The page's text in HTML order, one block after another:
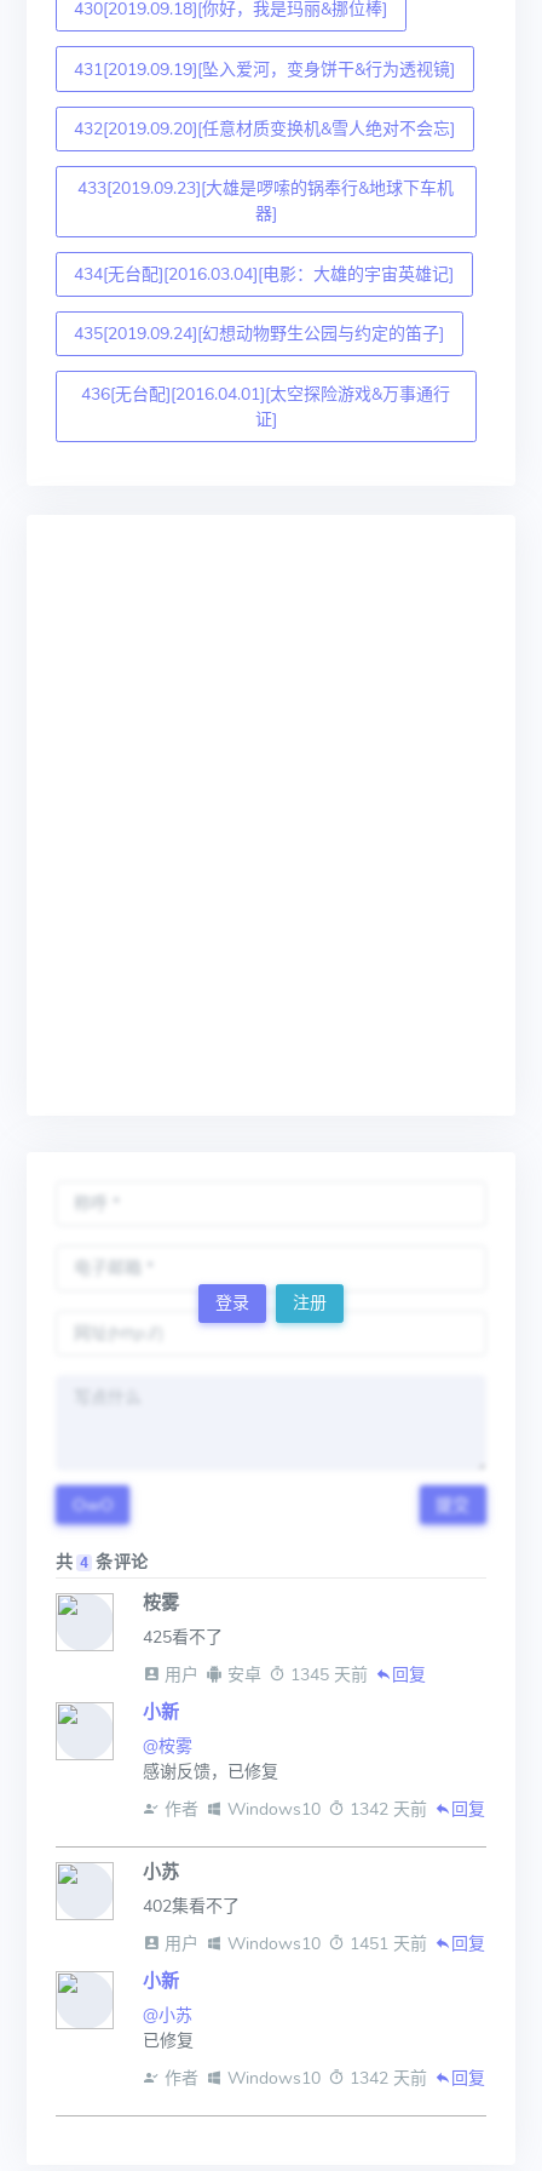
430[2019.09.18][你好，我是玛丽&挪位棒]
431[2019.09.19][坠入爱河，变身饼干&行为透视镜]
432[2019.09.20][任意材质变换机&雪人绝对不会忘]
433[2019.09.23][大雄是啰嗦的锅奉行&地球下车机
器]
434[无台配][2016.03.04][电影：大雄的宇宙英雄记]
435[2019.09.24][幻想动物野生公园与约定的笛子]
436[无台配][2016.04.01][太空探险游戏&万事通行
证]
登录 注册
OwO 提交
共 4 条评论
桉雾
425看不了
用户
安卓 1345 天前 回复
小新
@桉雾
感谢反馈，已修复
作者
Windows10 1342 天前 回复
小苏
402集看不了
用户
Windows10 1451 天前 回复
小新
@小苏
已修复
作者
Windows10 1342 天前 回复